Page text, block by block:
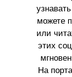
можете
или
этих
На